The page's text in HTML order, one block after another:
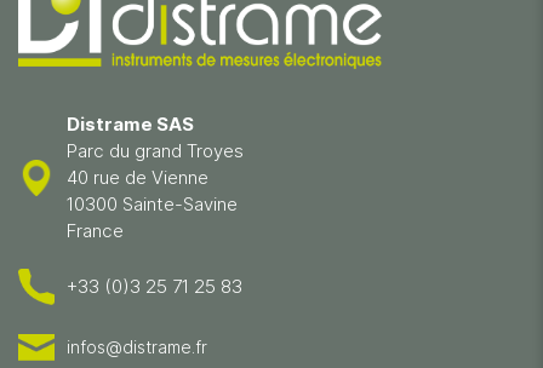
Distrame SAS
Parc du grand Troyes
40 rue de Vienne
10300 Sainte-Savine
France
+33 (0)3 25 71 25 83
infos@distrame.fr